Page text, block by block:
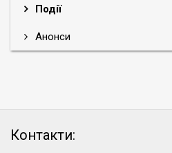
Події
Анонси
Контакти: